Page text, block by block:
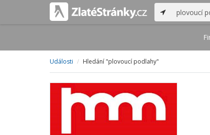
Události Hledání "plovoucí podlahy"